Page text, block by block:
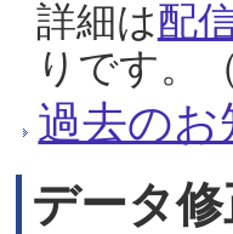
詳細は配
りです。
過去のお
データ